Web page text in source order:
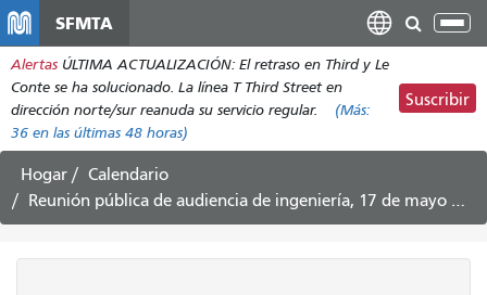
contenido
principal
SFMTA
Alertas ÚLTIMA ACTUALIZACIÓN: El retraso en Third y Le
Conte se ha solucionado. La línea T Third Street en
dirección norte/sur reanuda su servicio regular.
(Más:
36 en las últimas 48 horas)
Suscribir
Hogar
Calendario
Reunión pública de audiencia de ingeniería, 17 de mayo de 2024